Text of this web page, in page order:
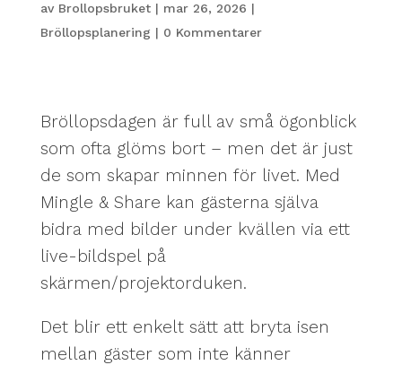
av Brollopsbruket| mar 26, 2026 |
Bröllopsplanering | 0 Kommentarer
Bröllopsdagen är full av små ögonblick
som ofta glöms bort – men det är just
de som skapar minnen för livet. Med
Mingle & Share kan gästerna själva
bidra med bilder under kvällen via ett
live-bildspel på
skärmen/projektorduken.
Det blir ett enkelt sätt att bryta isen
mellan gäster som inte känner